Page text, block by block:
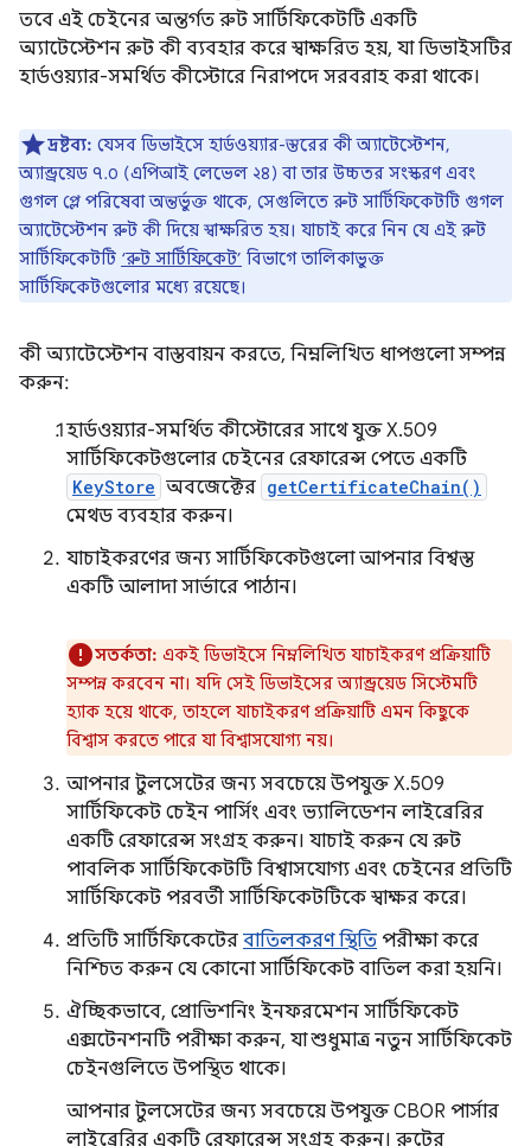
তবে এই চেইনের অন্তর্গত রুট সার্টিফিকেটটি একটি
অ্যাটেস্টেশন রুট কী ব্যবহার করে স্বাক্ষরিত হয়, যা ডিভাইসটির
হার্ডওয়্যার-সমর্থিত কীস্টোরে নিরাপদে সরবরাহ করা থাকে।
দ্রষ্টব্য: যেসব ডিভাইসে হার্ডওয়্যার-স্তরের কী অ্যাটেস্টেশন,
অ্যান্ড্রয়েড ৭.০ (এপিআই লেভেল ২৪) বা তার উচ্চতর সংস্করণ এবং
গুগল প্লে পরিষেবা অন্তর্ভুক্ত থাকে, সেগুলিতে রুট সার্টিফিকেটটি গুগল
অ্যাটেস্টেশন রুট কী দিয়ে স্বাক্ষরিত হয়। যাচাই করে নিন যে এই রুট
সার্টিফিকেটটি ‘রুট সার্টিফিকেট’ বিভাগে তালিকাভুক্ত
সার্টিফিকেটগুলোর মধ্যে রয়েছে।
কী অ্যাটেস্টেশন বাস্তবায়ন করতে, নিম্নলিখিত ধাপগুলো সম্পন্ন
করুন:
হার্ডওয়্যার-সমর্থিত কীস্টোরের সাথে যুক্ত X.509
সার্টিফিকেটগুলোর চেইনের রেফারেন্স পেতে একটি
KeyStore অবজেক্টের getCertificateChain()
মেথড ব্যবহার করুন।
যাচাইকরণের জন্য সার্টিফিকেটগুলো আপনার বিশ্বস্ত
একটি আলাদা সার্ভারে পাঠান।
সতর্কতা: একই ডিভাইসে নিম্নলিখিত যাচাইকরণ প্রক্রিয়াটি
সম্পন্ন করবেন না। যদি সেই ডিভাইসের অ্যান্ড্রয়েড সিস্টেমটি
হ্যাক হয়ে থাকে, তাহলে যাচাইকরণ প্রক্রিয়াটি এমন কিছুকে
বিশ্বাস করতে পারে যা বিশ্বাসযোগ্য নয়।
আপনার টুলসেটের জন্য সবচেয়ে উপযুক্ত X.509
সার্টিফিকেট চেইন পার্সিং এবং ভ্যালিডেশন লাইব্রেরির
একটি রেফারেন্স সংগ্রহ করুন। যাচাই করুন যে রুট
পাবলিক সার্টিফিকেটটি বিশ্বাসযোগ্য এবং চেইনের প্রতিটি
সার্টিফিকেট পরবর্তী সার্টিফিকেটটিকে স্বাক্ষর করে।
প্রতিটি সার্টিফিকেটের বাতিলকরণ স্থিতি পরীক্ষা করে
নিশ্চিত করুন যে কোনো সার্টিফিকেট বাতিল করা হয়নি।
ঐচ্ছিকভাবে, প্রোভিশনিং ইনফরমেশন সার্টিফিকেট
এক্সটেনশনটি পরীক্ষা করুন, যা শুধুমাত্র নতুন সার্টিফিকেট
চেইনগুলিতে উপস্থিত থাকে।
আপনার টুলসেটের জন্য সবচেয়ে উপযুক্ত CBOR পার্সার
লাইব্রেরির একটি রেফারেন্স সংগ্রহ করুন। রুটের